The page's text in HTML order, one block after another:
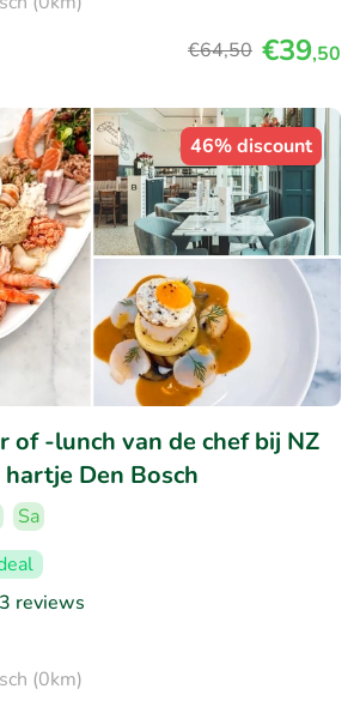
€64,50 €39,50
46% discount
of -lunch van de chef bij NZ
Den Bosch
Sa
reviews
(0km)